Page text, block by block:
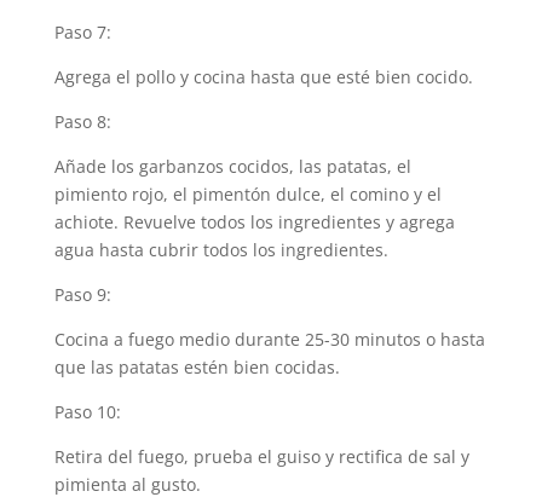
Paso 7:
Agrega el pollo y cocina hasta que esté bien cocido.
Paso 8:
Añade los garbanzos cocidos, las patatas, el
pimiento rojo, el pimentón dulce, el comino y el
achiote. Revuelve todos los ingredientes y agrega
agua hasta cubrir todos los ingredientes.
Paso 9:
Cocina a fuego medio durante 25-30 minutos o hasta
que las patatas estén bien cocidas.
Paso 10:
Retira del fuego, prueba el guiso y rectifica de sal y
pimienta al gusto.